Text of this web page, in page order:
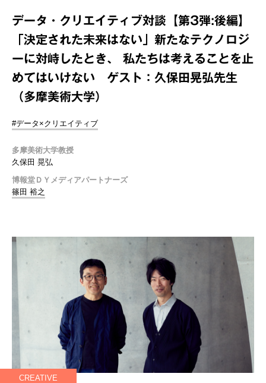
データ・クリエイティブ対談【第3弾:後編】
「決定された未来はない」新たなテクノロジ
ーに対峙したとき、 私たちは考えることを止
めてはいけない ゲスト：久保田晃弘先生
（多摩美術大学）
#データ×クリエイティブ
多摩美術大学教授
久保田 晃弘
博報堂ＤＹメディアパートナーズ
篠田 裕之
CREATIVE